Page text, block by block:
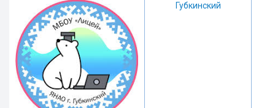
Губкинский